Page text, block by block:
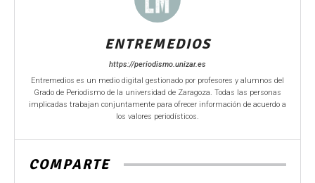
ENTREMEDIOS
https://periodismo.unizar.es
Entremedios es un medio digital gestionado por profesores y alumnos del
Grado de Periodismo de la universidad de Zaragoza. Todas las personas
implicadas trabajan conjuntamente para ofrecer información de acuerdo a
los valores periodísticos.
COMPARTE